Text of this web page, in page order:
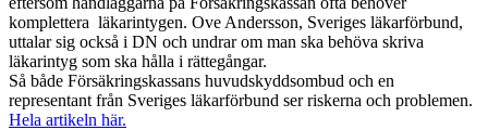
komplettera läkarintygen. Ove Andersson, Sveriges läkarförbund,
uttalar sig också i DN och undrar om man ska behöva skriva
läkarintyg som ska hålla i rättegångar.
Så både Försäkringskassans huvudskyddsombud och en
representant från Sveriges läkarförbund ser riskerna och problemen.
Hela artikeln här.